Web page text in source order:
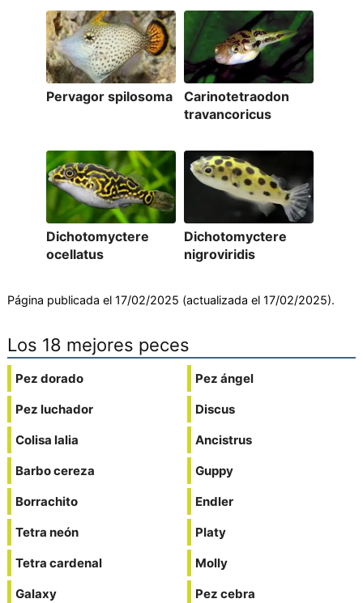
Pervagor spilosoma
Carinotetraodon
travancoricus
Dichotomyctere
ocellatus
Dichotomyctere
nigroviridis
Página publicada el 17/02/2025 (actualizada el 17/02/2025).
Los 18 mejores peces
Pez dorado
Pez luchador
Colisa lalia
Barbo cereza
Borrachito
Tetra neón
Tetra cardenal
Galaxy
Pez ángel
Discus
Ancistrus
Guppy
Endler
Platy
Molly
Pez cebra